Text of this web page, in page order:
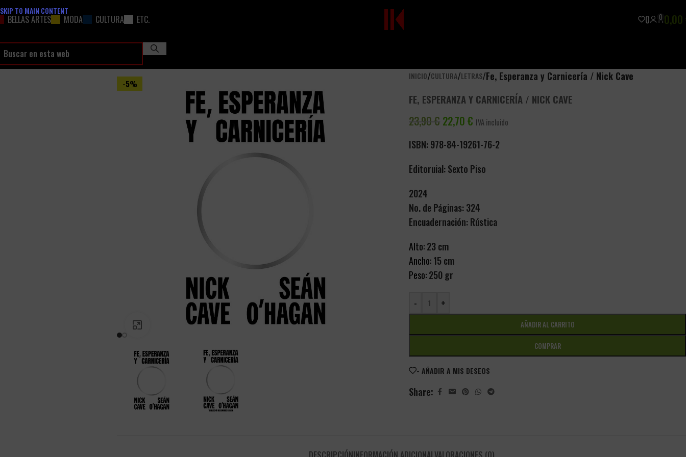
SKIP TO MAIN CONTENT
BELLAS ARTES MODA CULTURA ETC. 0 0 0,00
-5%
PINCHA PARA AGRANDAR
INICIO/CULTURA/LETRAS/Fe, Esperanza y Carnicería / Nick Cave
FE, ESPERANZA Y CARNICERÍA / NICK CAVE
23,90€ 22,70€ IVA incluido
ISBN: 978-84-19261-76-2
Editoruial: Sexto Piso
2024
No. de Páginas: 324
Encuadernación: Rústica
Alto:23 cm
Ancho:15 cm
Peso:250 gr
- +
AÑADIR AL CARRITO
COMPRAR
- AÑADIR A MIS DESEOS
Share: